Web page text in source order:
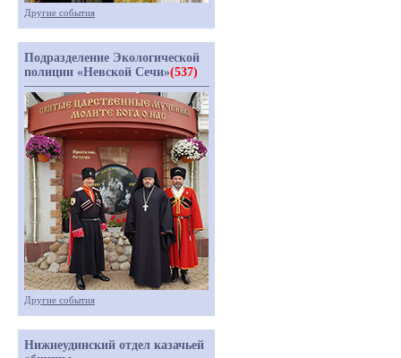
Другие события
Подразделение Экологической
полиции «Невской Сечи»(537)
Другие события
Нижнеудинский отдел казачьей